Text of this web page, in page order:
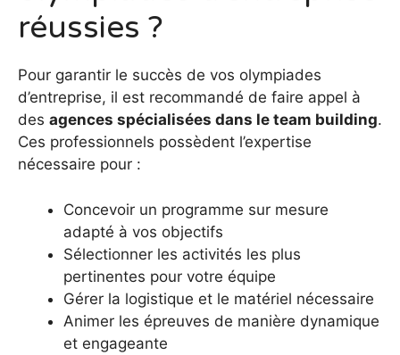
réussies ?
Pour garantir le succès de vos olympiades
d’entreprise, il est recommandé de faire appel à
des agences spécialisées dans le team building.
Ces professionnels possèdent l’expertise
nécessaire pour :
Concevoir un programme sur mesure
adapté à vos objectifs
Sélectionner les activités les plus
pertinentes pour votre équipe
Gérer la logistique et le matériel nécessaire
Animer les épreuves de manière dynamique
et engageante